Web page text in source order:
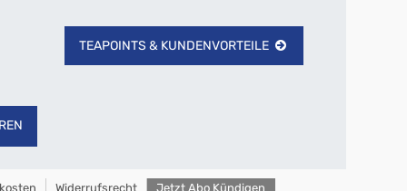
TEAPOINTS & KUNDENVORTEILE
Widerrufsrecht Jetzt Abo Kündigen